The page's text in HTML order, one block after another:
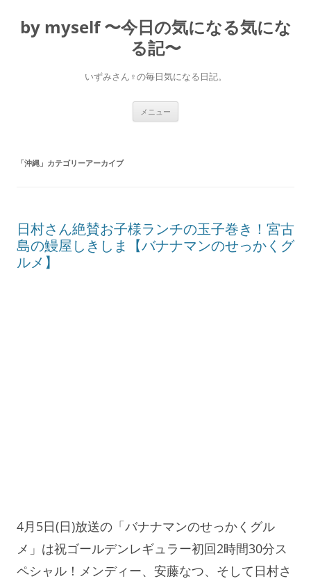
テ
ン
by myself 〜今日の気になる気にな
る記〜
いずみさん♀の毎日気になる日記。
メニュー
「沖縄 」カテゴリーアーカイブ
日村さん絶賛お子様ランチの玉子巻き！宮古
島の鰻屋しきしま【バナナマンのせっかくグ
ルメ】
4月5日(日)放送の「バナナマンのせっかくグル
メ」は祝ゴールデンレギュラー初回2時間30分ス
ペシャル！メンディー、安藤なつ、そして日村さ